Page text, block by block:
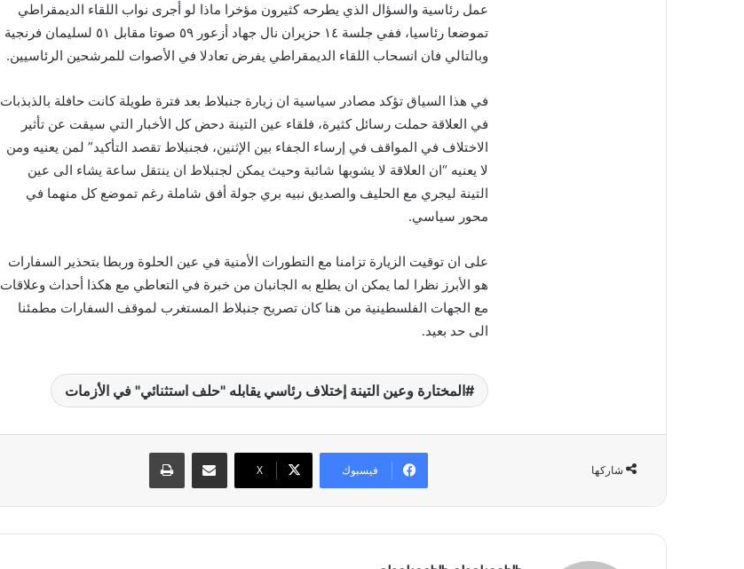
عمل رئاسية والسؤال الذي يطرحه كثيرون مؤخرا ماذا لو أجرى نواب اللقاء الديمقراطي
تموضعا رئاسيا، ففي جلسة ١٤ حزيران نال جهاد أزعور ٥٩ صوتا مقابل ٥١ لسليمان فرنجية
وبالتالي فان انسحاب اللقاء الديمقراطي يفرض تعادلا في الأصوات للمرشحين الرئاسيين.
في هذا السياق تؤكد مصادر سياسية ان زيارة جنبلاط بعد فترة طويلة كانت حافلة بالذبذبات
في العلاقة حملت رسائل كثيرة، فلقاء عين التينة دحض كل الأخبار التي سيقت عن تأثير
الاختلاف في المواقف في إرساء الجفاء بين الإثنين، فجنبلاط تقصد التأكيد” لمن يعنيه ومن
لا يعنيه “ان العلاقة لا يشوبها شائبة وحيث يمكن لجنبلاط ان ينتقل ساعة يشاء الى عين
التينة ليجري مع الحليف والصديق نبيه بري جولة أفق شاملة رغم تموضع كل منهما في
محور سياسي.
على ان توقيت الزيارة تزامنا مع التطورات الأمنية في عين الحلوة وربطا بتحذير السفارات
هو الأبرز نظرا لما يمكن ان يطلع به الجانبان من خبرة في التعاطي مع هكذا أحداث وعلاقات
مع الجهات الفلسطينية من هنا كان تصريح جنبلاط المستغرب لموقف السفارات مطمئنا
الى حد بعيد.
المختارة وعين التينة إختلاف رئاسي يقابله "حلف استثنائي" في الأزمات
شاركها فيسبوك X